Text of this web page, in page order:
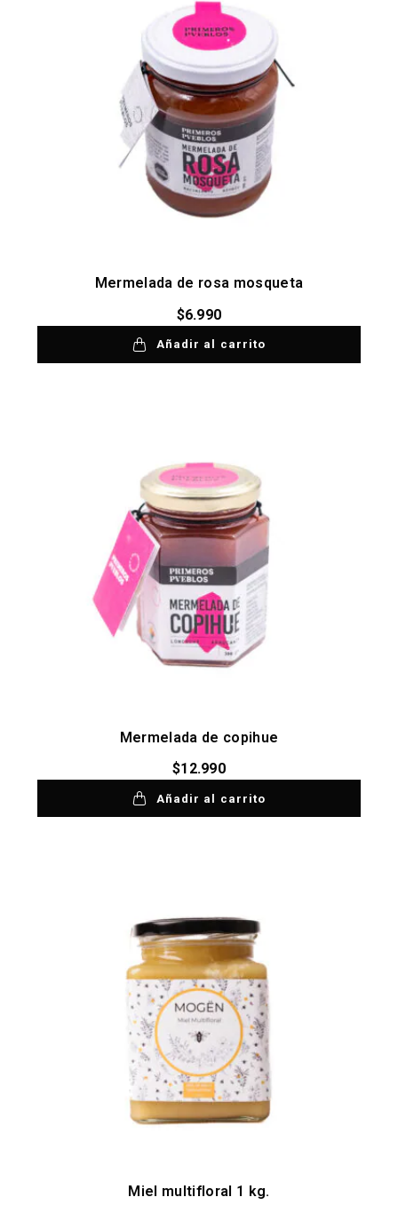
Mermelada de rosa mosqueta
$6.990
Añadir al carrito
Mermelada de copihue
$12.990
Añadir al carrito
Miel multifloral 1 kg.